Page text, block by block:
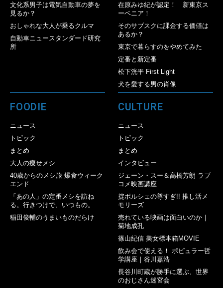
文化系男子は電気自動車の夢を
見るか？
おしゃれな大人が乗るクルマ
自動車ニュースタンダード研究
所
在原みゆ紀が認定！ 新東京ス
ーベニア！
そのサブスクに課金する価値は
あるか？
東京で暮らすのをやめてみた
定番と新定番
松下洸平 First Light
犬を愛する男の肖像
FOODIE
ニュース
トピック
まとめ
大人の痩せメシ
40歳からのメシ旅 爆食ウィーク
エンド
「あの人」の定番メシを訪ね
る。行きつけで、いつもの。
稲田俊輔のうまいものだらけ
CULTURE
ニュース
トピック
まとめ
インタビュー
ジェーン・スー＆高橋芳朗 ラブ
コメ映画講座
掟ポルシェの尊すぎ!! 推し活メ
モリーズ
売れている映画は面白いのか｜
菊地成孔
篠山紀信 美女標本箱MOVIE
飲み会で使える！ ポピュラー哲
学講座｜谷川嘉浩
長谷川町蔵が勝手に選ぶ、世界
のおじさん迷宮会